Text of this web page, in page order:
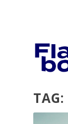
TAG: